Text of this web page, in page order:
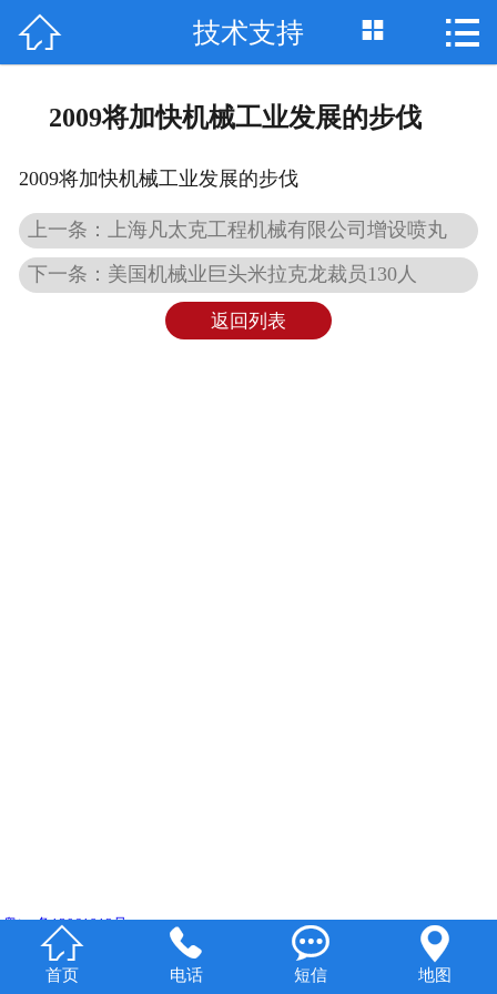
网站首页
案例展示
资质荣誉
 技术支持  
2009将加快机械工业发展的步伐
2009将加快机械工业发展的步伐
上一条：上海凡太克工程机械有限公司增设喷丸
下一条：美国机械业巨头米拉克龙裁员130人
返回列表

首页

电话

短信

地图
粤icp备13061912号